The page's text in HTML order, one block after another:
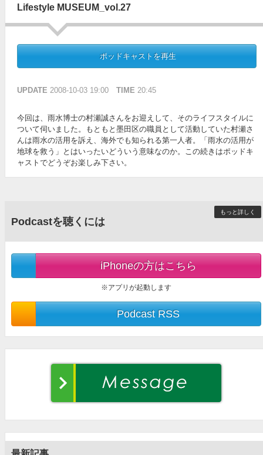
Lifestyle MUSEUM_vol.27
ポッドキャストを再生
UPDATE 2008-10-03 19:00 TIME 20:45
今回は、雨水博士の村瀬誠さんをお迎えして、そのライフスタイルに
ついて伺いました。もともと墨田区の職員として活動していた村瀬さ
んは雨水の活用を訴え、海外でも知られる第一人者。「雨水の活用が
地球を救う」とはいったいどういう意味なのか。この続きはポッドキ
ャストでどうぞお楽しみ下さい。
Podcastを聴くには
もっと詳しく
iPhoneの方はこちら
※アプリが起動します
Podcast RSS